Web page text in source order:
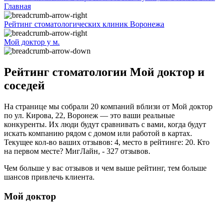
Главная
Рейтинг стоматологических клиник Воронежа
Мой доктор у м.
Рейтинг стоматологии Мой доктор и
соседей
На странице мы собрали 20 компаний вблизи от Мой доктор
по ул. Кирова, 22, Воронеж — это ваши реальные
конкуренты. Их люди будут сравнивать с вами, когда будут
искать компанию рядом с домом или работой в картах.
Текущее кол-во ваших отзывов: 4, место в рейтинге: 20. Кто
на первом месте? МигЛайн, - 327 отзывов.
Чем больше у вас отзывов и чем выше рейтинг, тем больше
шансов привлечь клиента.
Мой доктор